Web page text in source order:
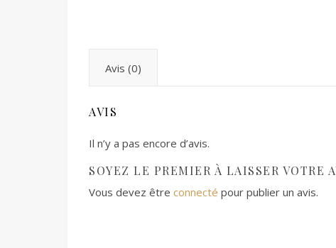
Avis (0)
AVIS
Il n’y a pas encore d’avis.
SOYEZ LE PREMIER À LAISSER VOTRE
Vous devez être connecté pour publier un avis.